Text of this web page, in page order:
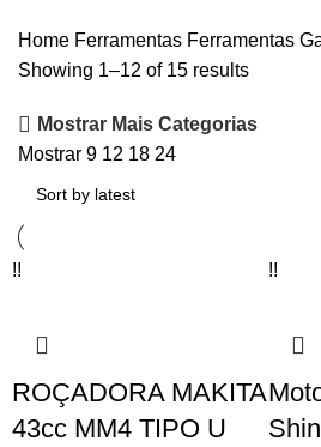
Home Ferramentas Ferramentas
Showing 1–12 of 15 results
Mostrar Mais Categorias
Mostrar 9 12 18 24
!!
ROÇADORA MAKITA
43cc MM4 TIPO U
!!